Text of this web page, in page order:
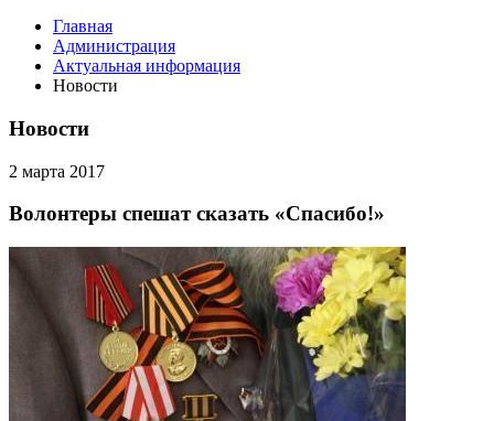
Главная
Администрация
Актуальная информация
Новости
Новости
2 марта 2017
Волонтеры спешат сказать «Спасибо!»